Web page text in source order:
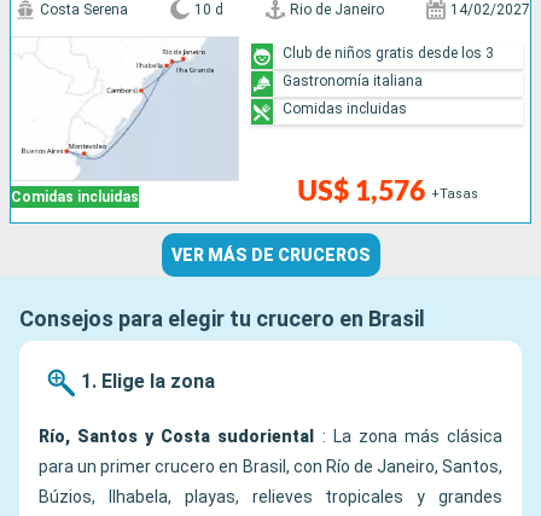
Comidas incluidas
Costa Serena 10 d Rio de Janeiro 14/02/2027
US$ 1,576 +Tasas
Club de niños gratis desde los 3
Gastronomía italiana
Comidas incluidas
VER MÁS DE CRUCEROS
Consejos para elegir tu crucero en Brasil
1. Elige la zona
Río, Santos y Costa sudoriental
: La zona más clásica
para un primer crucero en Brasil, con Río de Janeiro, Santos,
Búzios, Ilhabela, playas, relieves tropicales y grandes